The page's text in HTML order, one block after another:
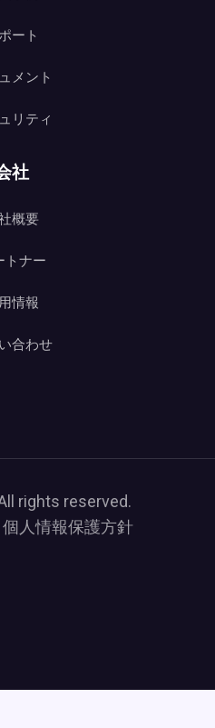
ート
メント
リティ
社
概要
トナー
情報
合わせ
rights reserved.
個人情報保護方針